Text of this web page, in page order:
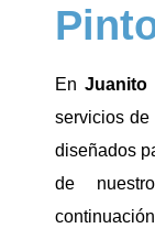
EnJuanito
servicios de
diseñados
de